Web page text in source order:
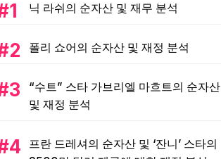
닉 라쉬의 순자산 및 재무 분석
폴리 쇼어의 순자산 및 재정 분석
“수트” 스타 가브리엘 마흐트의 순자산
및 재정 분석
프란 드레셔의 순자산 및 ‘잔니’ 스타의